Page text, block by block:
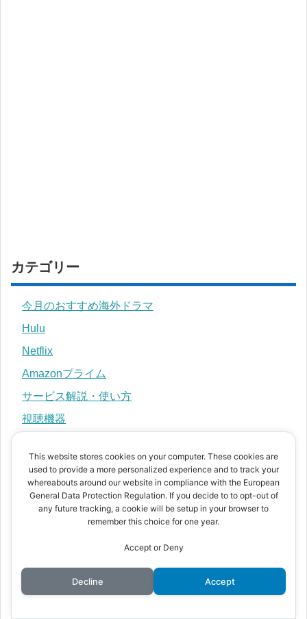
カテゴリー
今月のおすすめ海外ドラマ
Hulu
Netflix
Amazonプライム
サービス解説・使い方
視聴機器
イベント関連
映画
アメコミ映画
海外ドラマ
This website stores cookies on your computer. These cookies are
used to provide a more personalized experience and to track your
whereabouts around our website in compliance with the European
General Data Protection Regulation. If you decide to to opt-out of
any future tracking, a cookie will be setup in your browser to
remember this choice for one year.
Accept or Deny
Decline Accept